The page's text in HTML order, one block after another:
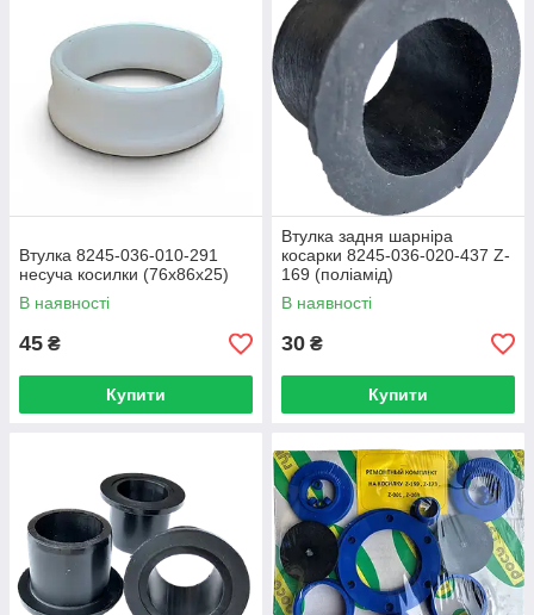
Втулка 8245-036-010-291
несуча косилки (76х86х25)
В наявності
45 ₴
Купити
Втулка задня шарніра
косарки 8245-036-020-437 Z-
169 (поліамід)
В наявності
30 ₴
Купити